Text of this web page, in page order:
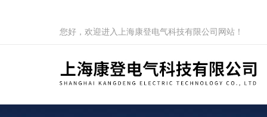
您好，欢迎进入上海康登电气科技有限公司网站！